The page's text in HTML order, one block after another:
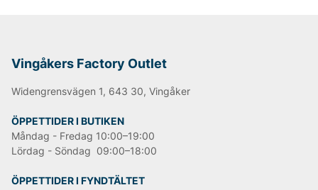
Vingåkers Factory Outlet
Widengrensvägen 1, 643 30, Vingåker
ÖPPETTIDER I BUTIKEN
Måndag - Fredag 10:00–19:00
Lördag - Söndag 09:00–18:00
ÖPPETTIDER I FYNDTÄLTET